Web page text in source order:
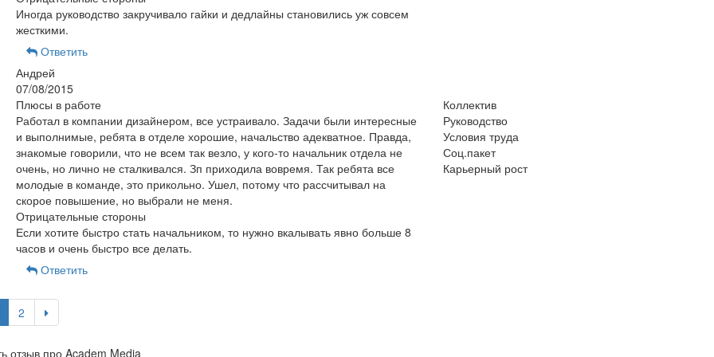
Иногда руководство закручивало гайки и дедлайны становились уж совсем
жесткими.
Ответить
Андрей
07/08/2015
Плюсы в работе
Работал в компании дизайнером, все устраивало. Задачи были интересные
и выполнимые, ребята в отделе хорошие, начальство адекватное. Правда,
знакомые говорили, что не всем так везло, у кого-то начальник отдела не
очень, но лично не сталкивался. Зп приходила вовремя. Так ребята все
молодые в команде, это прикольно. Ушел, потому что рассчитывал на
скорое повышение, но выбрали не меня.
Отрицательные стороны
Если хотите быстро стать начальником, то нужно вкалывать явно больше 8
часов и очень быстро все делать.
Коллектив
Руководство
Условия труда
Соц.пакет
Карьерный рост
Ответить
2
отзыв про Academ Media